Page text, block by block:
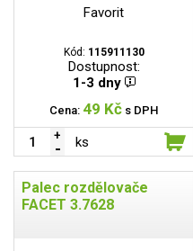
Favorit
Kód: 115911130
Dostupnost:
1-3 dny
Cena: 49 Kč s DPH
ks
Palec rozdělovače
FACET 3.7628